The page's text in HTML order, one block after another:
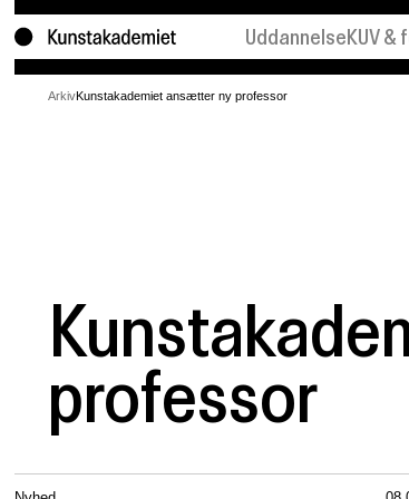
Uddannelse
Bachelor
KUV &
ArkivKunstakademiet ansætter ny professor
professor